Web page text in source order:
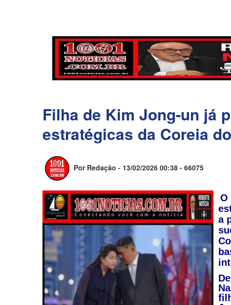
Filha de Kim Jong-un já
estratégicas da Coreia
Por Redação - 13/02/2026 00:38 - 66075
O
a